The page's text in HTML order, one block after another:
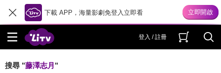
下載 APP，海量影劇免登入立即看
登入 / 註冊
搜尋 "藤澤志月 "